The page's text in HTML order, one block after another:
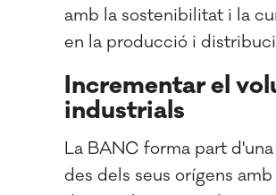
amb la sostenibilitat i la
en la producció i
Incrementar el
industrials
La BANC forma part
des dels seus orígens amb